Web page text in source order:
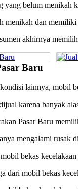
yang belum menikah
menikah dan
akhirnya
Baru
lainnya, mobil
karena banyak
Pasar Baru
mengalami
bekas
dari mobil bekas